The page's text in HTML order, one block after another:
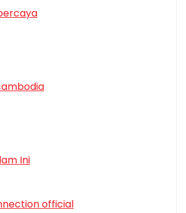
Ini
official